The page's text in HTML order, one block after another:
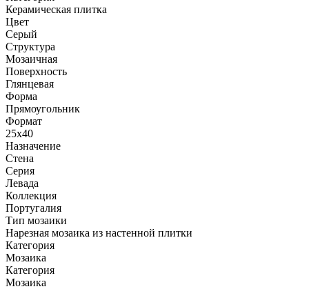
Керамическая плитка
Цвет
Серый
Структура
Мозаичная
Поверхность
Глянцевая
Форма
Прямоугольник
Формат
25x40
Назначение
Стена
Серия
Левада
Коллекция
Португалия
Тип мозаики
Нарезная мозаика из настенной плитки
Категория
Мозаика
Категория
Мозаика